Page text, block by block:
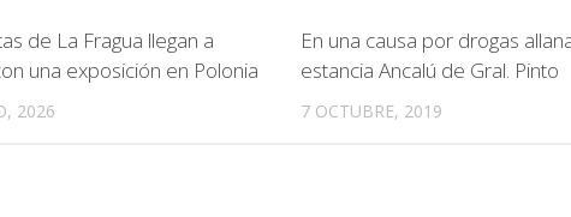
de La Fragua llegan a
una exposición en Polonia
2026
En una causa por drogas
estancia Ancalú de Gral. Pinto
7 OCTUBRE, 2019